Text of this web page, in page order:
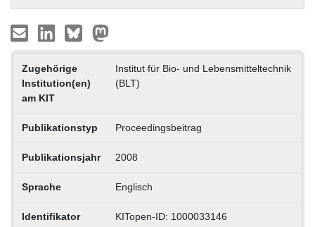
Zugehörige
Institution(en)
am KIT
Institut für Bio- und Lebensmitteltechnik
(BLT)
Publikationstyp Proceedingsbeitrag
Publikationsjahr 2008
Sprache Englisch
Identifikator KITopen-ID: 1000033146